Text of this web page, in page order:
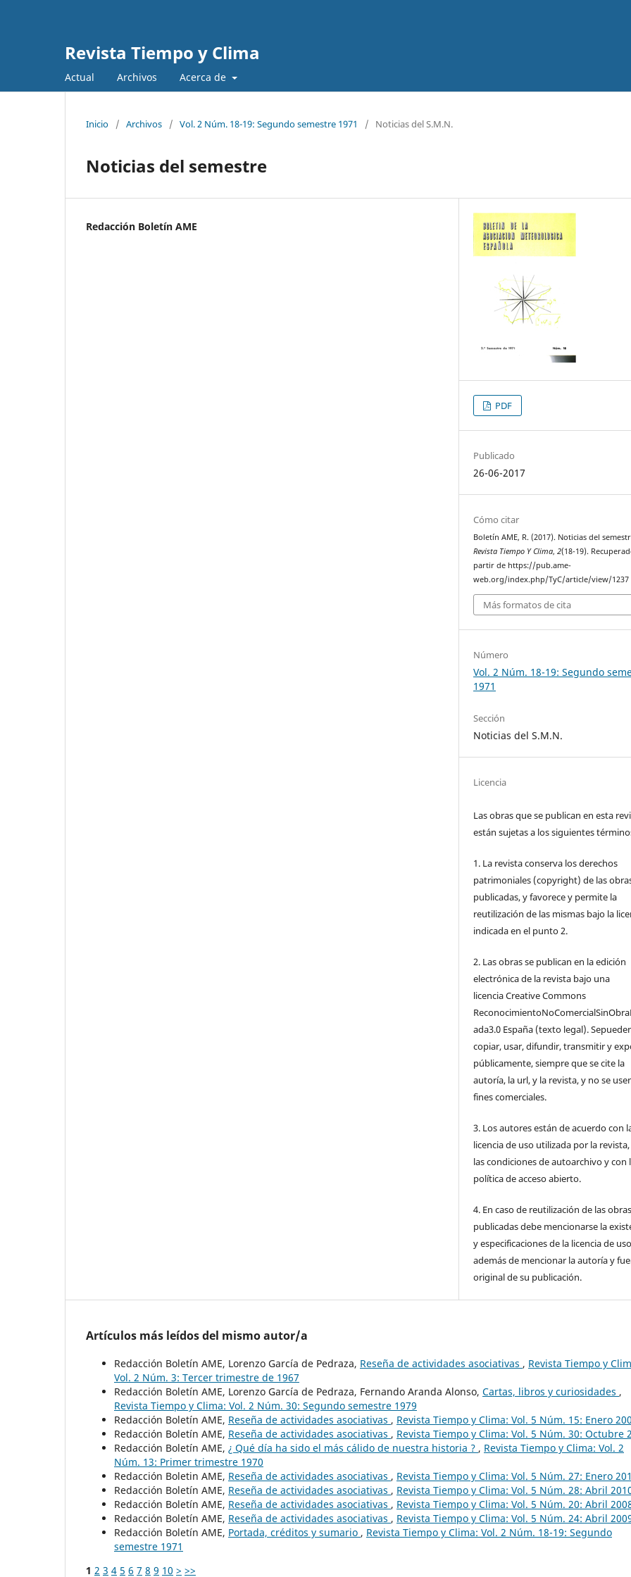
Revista Tiempo y Clima
Actual Archivos Acerca de
Inicio / Archivos / Vol. 2 Núm. 18-19: Segundo semestre 1971 / Noticias del S.M.N.
Noticias del semestre
Redacción Boletín AME
PDF
Publicado
26-06-2017
Cómo citar
Boletín AME, R. (2017). Noticias del
Revista Tiempo Y Clima,2(18-19).
partir de https://pub.ame-
web.org/index.php/TyC/article/view/1237
Más formatos de cita
Número
Vol. 2 Núm. 18-19: Segundo
1971
Sección
Noticias del S.M.N.
Licencia
Las obras que se publican en esta
están sujetas a los siguientes
1. La revista conserva los derechos
patrimoniales (copyright) de las
publicadas, y favorece y permite la
reutilización de las mismas bajo la
indicada en el punto 2.
2. Las obras se publican en la edición
electrónica de la revista bajo una
licencia Creative Commons
ada3.0 España (texto legal).
copiar, usar, difundir, transmitir y
públicamente, siempre que se cite la
autoría, la url, y la revista, y no se
fines comerciales.
3. Los autores están de acuerdo con
licencia de uso utilizada por la
las condiciones de autoarchivo y con
política de acceso abierto.
4. En caso de reutilización de las obras
publicadas debe mencionarse la
y especificaciones de la licencia de uso
además de mencionar la autoría y
original de su publicación.
Artículos más leídos del mismo autor/a
Redacción Boletín AME, Lorenzo García de Pedraza, Reseña de actividades asociativas , Revista Tiempo y
Vol. 2 Núm. 3: Tercer trimestre de 1967
Redacción Boletín AME, Lorenzo García de Pedraza, Fernando Aranda Alonso, Cartas, libros y curiosidades ,
Revista Tiempo y Clima: Vol. 2 Núm. 30: Segundo semestre 1979
Redacción Boletín AME, Reseña de actividades asociativas , Revista Tiempo y Clima: Vol. 5 Núm. 15: Enero
Redacción Boletín AME, Reseña de actividades asociativas , Revista Tiempo y Clima: Vol. 5 Núm. 30: Octubre
Redacción Boletín AME, ¿ Qué día ha sido el más cálido de nuestra historia ? , Revista Tiempo y Clima: Vol. 2
Núm. 13: Primer trimestre 1970
Redacción Boletin AME, Reseña de actividades asociativas , Revista Tiempo y Clima: Vol. 5 Núm. 27: Enero
Redacción Boletín AME, Reseña de actividades asociativas , Revista Tiempo y Clima: Vol. 5 Núm. 28: Abril
Redacción Boletín AME, Reseña de actividades asociativas , Revista Tiempo y Clima: Vol. 5 Núm. 20: Abril
Redacción Boletín AME, Reseña de actividades asociativas , Revista Tiempo y Clima: Vol. 5 Núm. 24: Abril
Redacción Boletín AME, Portada, créditos y sumario , Revista Tiempo y Clima: Vol. 2 Núm. 18-19: Segundo
semestre 1971
1 2 3 4 5 6 7 8 9 10 > >>